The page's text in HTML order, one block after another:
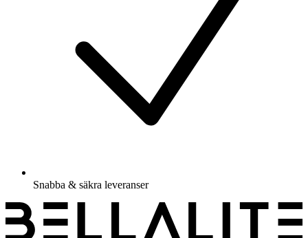
Snabba & säkra leveranser